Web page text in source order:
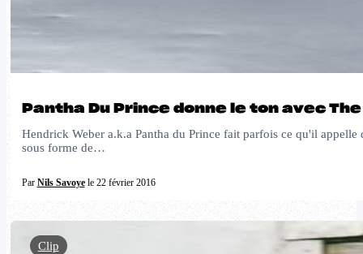
Pantha Du Prince donne le ton avec
Hendrick Weber a.k.a Pantha du Prince fait parfois ce qu'il
sous forme de…
Par Nils Savoyele 22 février 2016
Clip